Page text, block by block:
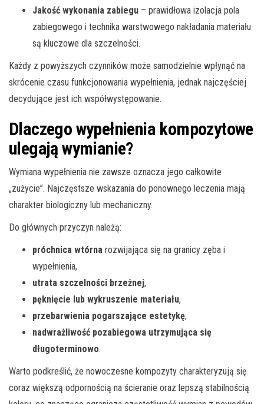
Jakość wykonania zabiegu – prawidłowa izolacja pola
zabiegowego i technika warstwowego nakładania materiału
są kluczowe dla szczelności.
Każdy z powyższych czynników może samodzielnie wpłynąć na
skrócenie czasu funkcjonowania wypełnienia, jednak najczęściej
decydujące jest ich współwystępowanie.
Dlaczego wypełnienia kompozytowe
ulegają wymianie?
Wymiana wypełnienia nie zawsze oznacza jego całkowite
„zużycie”. Najczęstsze wskazania do ponownego leczenia mają
charakter biologiczny lub mechaniczny.
Do głównych przyczyn należą:
próchnica wtórna rozwijająca się na granicy zęba i
wypełnienia,
utrata szczelności brzeżnej,
pęknięcie lub wykruszenie materiału,
przebarwienia pogarszające estetykę,
nadwrażliwość pozabiegowa utrzymująca się
długoterminowo.
Warto podkreślić, że nowoczesne kompozyty charakteryzują się
coraz większą odpornością na ścieranie oraz lepszą stabilnością